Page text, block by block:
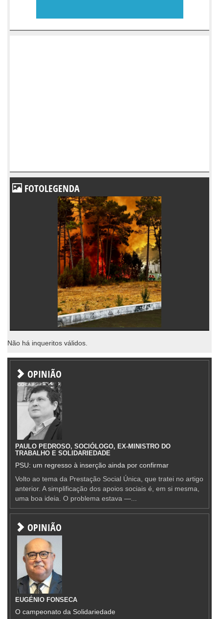
FOTOLEGENDA
Não há inqueritos válidos.
OPINIÃO
PAULO PEDROSO, SOCIÓLOGO, EX-MINISTRO DO
TRABALHO E SOLIDARIEDADE
PSU: um regresso à inserção ainda por confirmar
Volto ao tema da Prestação Social Única, que tratei no artigo
anterior. A simplificação dos apoios sociais é, em si mesma,
uma boa ideia. O problema estava —...
OPINIÃO
EUGÉNIO FONSECA
O campeonato da Solidariedade